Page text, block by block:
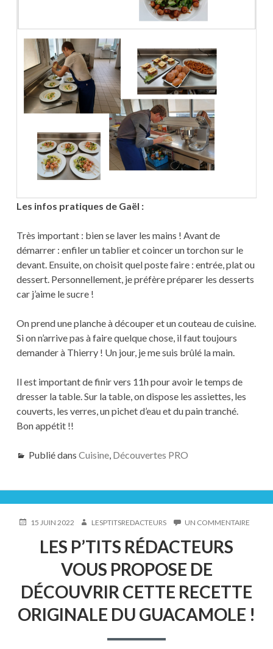
Les infos pratiques de Gaël :
Très important : bien se laver les mains ! Avant de
démarrer : enfiler un tablier et coincer un torchon sur le
devant. Ensuite, on choisit quel poste faire : entrée, plat ou
dessert. Personnellement, je préfère préparer les desserts
car j’aime le sucre !
On prend une planche à découper et un couteau de cuisine.
Si on n’arrive pas à faire quelque chose, il faut toujours
demander à Thierry ! Un jour, je me suis brûlé la main.
Il est important de finir vers 11h pour avoir le temps de
dresser la table. Sur la table, on dispose les assiettes, les
couverts, les verres, un pichet d’eau et du pain tranché.
Bon appétit !!
Publié dans Cuisine, Découvertes PRO
PUBLIÉ15 JUIN 2022 AUTEUR
LESPTITSREDACTEURS UN COMMENTAIRE
DE
CETTE
LES P’TITS RÉDACTEURS
VOUS PROPOSE DE
DÉCOUVRIR CETTE RECETTE
ORIGINALE DU GUACAMOLE !